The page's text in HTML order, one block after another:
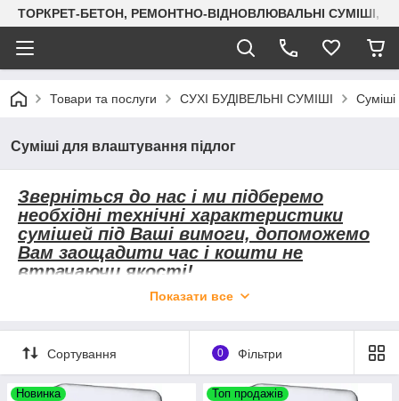
ТОРКРЕТ-БЕТОН, РЕМОНТНО-ВІДНОВЛЮВАЛЬНІ СУМІШІ,
Товари та послуги СУХІ БУДІВЕЛЬНІ СУМІШІ
Суміші для влаштування підлог
Зверніться до нас і ми підберемо
необхідні технічні характеристики
сумішей під Ваші вимоги, допоможемо
Вам заощадити час і кошти не
втрачаючи якості!
Наявність власної будівельної
можливість розробляти і коригувати
склади під конкретні вимоги
замовника.
Показати все
Сортування 0 Фільтри
Новинка Топ продажів